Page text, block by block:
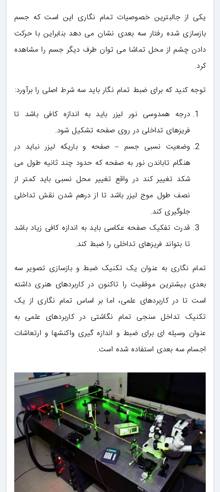
یکی از جالبترین خصوصیات تمام نگاری این است که جسم
بازسازی شده رفتار سه بعدی نشان می دهد بنابراین با حرکت
دادن چشم از محل تماشا می توان طرف دیگر جسم را مشاهده
کرد.
توجه کنید که برای ضبط تمام نگار باید سه شرط اصلی را برآورد:
درجه همدوسی نور لیزر باید به اندازه کافی باشد تا
فریزهای تداخلی در روی صفحه تشکیل شود.
وضعیت نسبی جسم – صفحه و باریکه لیزر نباید در
هنگام تاباندن نور به صفحه که حدود چند ثانیه طول می
شکد تغییر کند در واقع تغییر محل نسبی باید کمتر از
نصف طول موج لیزر باشد تا از درهم شدن نقش تداخلی
جلوگیری کند.
قدرت تفکیک صفحه عکاسی باید به اندازه کافی زیاد باشد
تا بتواند فریزهای تداخلی را ضبط کند.
تمام نگاری به عنوان یک تکنیک ضبط و بازسازی تصویر سه
بعدی بیشترین موفقیت را تاکنون در کاربردهای هنری داشته
است تا در کاربردهای علمی، اما بر اساس تمام نگاری از یک
تکنیک تداخل سنجی تمام نگاشتی در کاربردهای علمی به
عنوان وسیله ای برای ضبط و اندازه گیری واکنشها و ارتعاشات
اجسام سه بعدی استفاده شده است.